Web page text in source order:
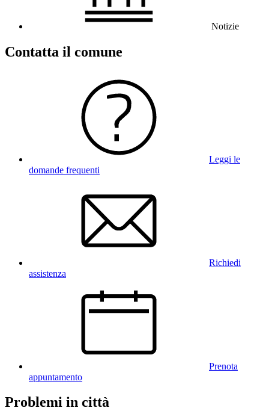
Notizie
Contatta il comune
Leggi le
domande frequenti
Richiedi
assistenza
Prenota
appuntamento
Problemi in città